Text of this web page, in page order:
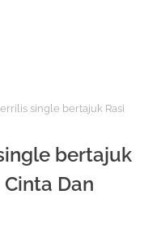
single bertajuk Rasi
bertajuk
Dan